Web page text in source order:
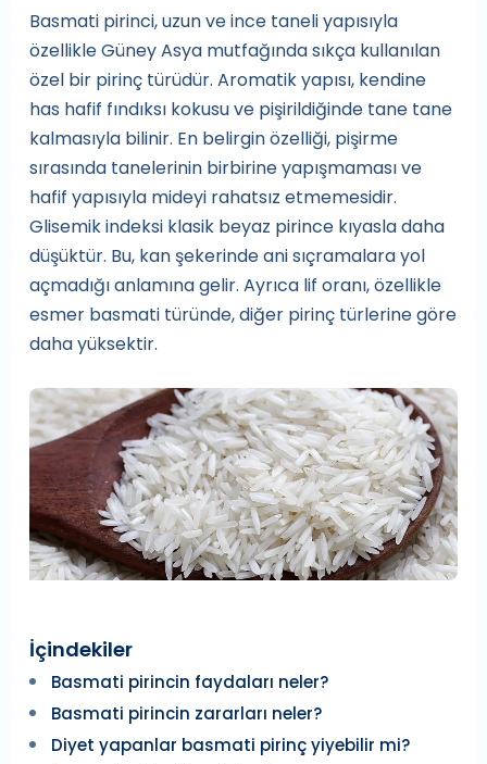
Basmati pirinci, uzun ve ince taneli yapısıyla
özellikle Güney Asya mutfağında sıkça kullanılan
özel bir pirinç türüdür. Aromatik yapısı, kendine
has hafif fındıksı kokusu ve pişirildiğinde tane tane
kalmasıyla bilinir. En belirgin özelliği, pişirme
sırasında tanelerinin birbirine yapışmaması ve
hafif yapısıyla mideyi rahatsız etmemesidir.
Glisemik indeksi klasik beyaz pirince kıyasla daha
düşüktür. Bu, kan şekerinde ani sıçramalara yol
açmadığı anlamına gelir. Ayrıca lif oranı, özellikle
esmer basmati türünde, diğer pirinç türlerine göre
daha yüksektir.
İçindekiler
Basmati pirincin faydaları neler?
Basmati pirincin zararları neler?
Diyet yapanlar basmati pirinç yiyebilir mi?